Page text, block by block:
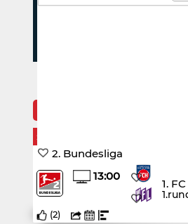
KOMMENDE KAMPE FOR
SATURDAY, 8. AUGUST
2. Bundesliga
13:00
1.
(2)